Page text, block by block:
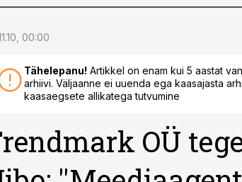
00:00
Tähelepanu! Artikkel on enam kui 5 aastat
arhiivi. Väljaanne ei uuenda ega kaasajasta
kaasaegsete allikatega tutvumine
OÜ